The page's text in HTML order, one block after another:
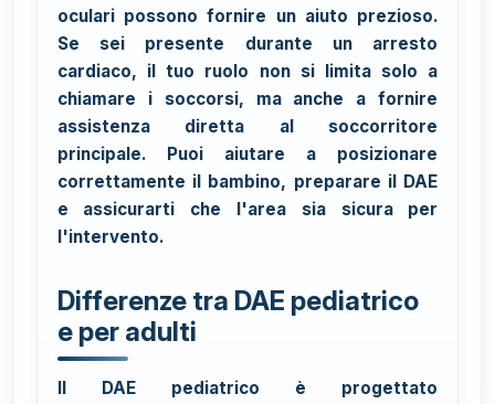
oculari possono fornire un aiuto prezioso.
Se sei presente durante un arresto
cardiaco, il tuo ruolo non si limita solo a
chiamare i soccorsi, ma anche a fornire
assistenza diretta al soccorritore
principale. Puoi aiutare a posizionare
correttamente il bambino, preparare il DAE
e assicurarti che l'area sia sicura per
l'intervento.
Differenze tra DAE pediatrico
e per adulti
Il DAE pediatrico è progettato